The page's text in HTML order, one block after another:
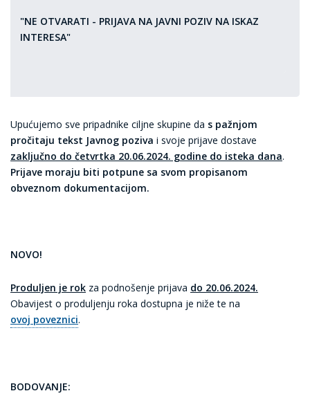
"NE OTVARATI - PRIJAVA NA JAVNI POZIV NA ISKAZ
INTERESA"
Upućujemo sve pripadnike ciljne skupine da s pažnjom
pročitaju tekst Javnog poziva i svoje prijave dostave
zaključno do četvrtka 20.06.2024. godine do isteka dana.
Prijave moraju biti potpune sa svom propisanom
obveznom dokumentacijom.
NOVO!
Produljen je rok za podnošenje prijava do 20.06.2024.
Obavijest o produljenju roka dostupna je niže te na
ovoj poveznici.
BODOVANJE: